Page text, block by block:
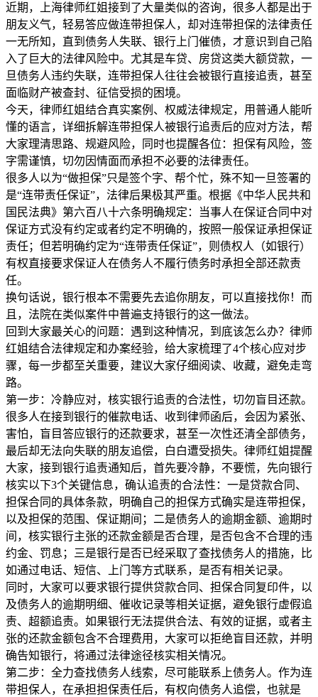
近期，上海律师红姐接到了大量类似的咨询，很多人都是出于
朋友义气，轻易答应做连带担保人，却对连带担保的法律责任
一无所知，直到债务人失联、银行上门催债，才意识到自己陷
入了巨大的法律风险中。尤其是车贷、房贷这类大额贷款，一
旦债务人违约失联，连带担保人往往会被银行直接追责，甚至
面临财产被查封、征信受损的困境。
今天，律师红姐结合真实案例、权威法律规定，用普通人能听
懂的语言，详细拆解连带担保人被银行追责后的应对方法，帮
大家理清思路、规避风险，同时也提醒各位：担保有风险，签
字需谨慎，切勿因情面而承担不必要的法律责任。
很多人以为“做担保”只是签个字、帮个忙，殊不知一旦签署的
是“连带责任保证”，法律后果极其严重。根据《中华人民共和
国民法典》第六百八十六条明确规定：当事人在保证合同中对
保证方式没有约定或者约定不明确的，按照一般保证承担保证
责任；但若明确约定为“连带责任保证”，则债权人（如银行）
有权直接要求保证人在债务人不履行债务时承担全部还款责
任。
换句话说，银行根本不需要先去追你朋友，可以直接找你！而
且，法院在类似案件中普遍支持银行的这一做法。
回到大家最关心的问题：遇到这种情况，到底该怎么办？律师
红姐结合法律规定和办案经验，给大家梳理了4个核心应对步
骤，每一步都至关重要，建议大家仔细阅读、收藏，避免走弯
路。
第一步：冷静应对，核实银行追责的合法性，切勿盲目还款。
很多人在接到银行的催款电话、收到律师函后，会因为紧张、
害怕，盲目答应银行的还款要求，甚至一次性还清全部债务，
最后却无法向失联的朋友追偿，白白遭受损失。律师红姐提醒
大家，接到银行追责通知后，首先要冷静，不要慌，先向银行
核实以下3个关键信息，确认追责的合法性：一是贷款合同、
担保合同的具体条款，明确自己的担保方式确实是连带担保，
以及担保的范围、保证期间；二是债务人的逾期金额、逾期时
间，核实银行主张的还款金额是否合理，是否包含不合理的违
约金、罚息；三是银行是否已经采取了查找债务人的措施，比
如通过电话、短信、上门等方式联系，是否有相关记录。
同时，大家可以要求银行提供贷款合同、担保合同复印件，以
及债务人的逾期明细、催收记录等相关证据，避免银行虚假追
责、超额追责。如果银行无法提供合法、有效的证据，或者主
张的还款金额包含不合理费用，大家可以拒绝盲目还款，并明
确告知银行，将通过法律途径核实相关情况。
第二步：全力查找债务人线索，尽可能联系上债务人。作为连
带担保人，在承担担保责任后，有权向债务人追偿，也就是